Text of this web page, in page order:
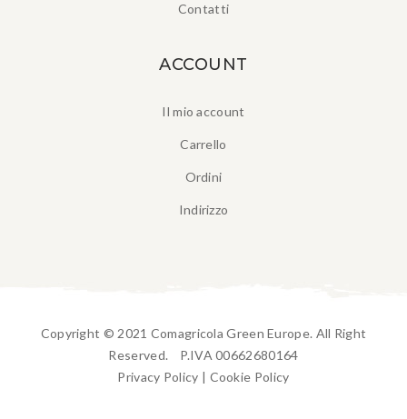
Contatti
ACCOUNT
Il mio account
Carrello
Ordini
Indirizzo
Copyright © 2021 Comagricola Green Europe. All Right
Reserved. P.IVA 00662680164
Privacy Policy | Cookie Policy